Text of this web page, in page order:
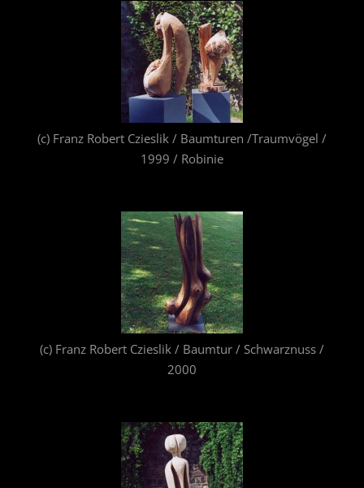
(c) Franz Robert Czieslik / Baumturen /Traumvögel /
1999 / Robinie
(c) Franz Robert Czieslik / Baumtur / Schwarznuss /
2000